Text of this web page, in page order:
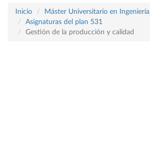
Inicio
Máster Universitario en
Asignaturas del plan 531
Gestión de la producción y calidad